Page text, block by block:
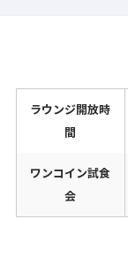
ラウンジ開放時
間
ワンコイン試食
会